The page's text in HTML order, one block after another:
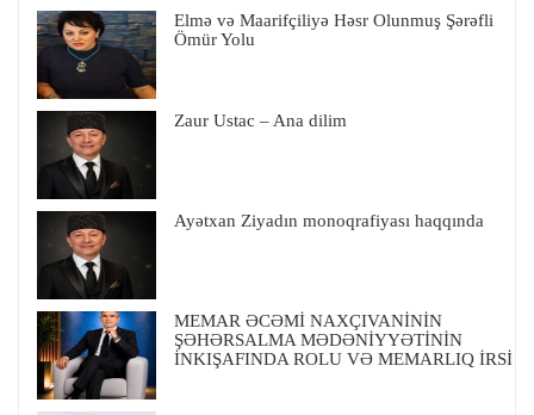
Elmə və Maarifçiliyə Həsr Olunmuş Şərəfli
Ömür Yolu
Zaur Ustac – Ana dilim
Ayətxan Ziyadın monoqrafiyası haqqında
MEMAR ƏCƏMİ NAXÇIVANİNİN
ŞƏHƏRSALMA MƏDƏNİYYƏTİNİN
İNKIŞAFINDA ROLU VƏ MEMARLIQ İRSİ